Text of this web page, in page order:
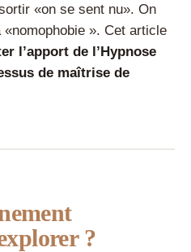
«on se sent nu». On
«nomophobie ». Cet article
l’apport de l’Hypnose
de maîtrise de
?